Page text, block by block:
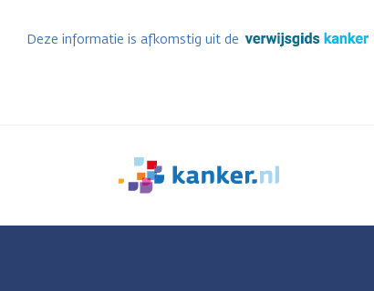
Deze informatie is afkomstig uit de
We
er